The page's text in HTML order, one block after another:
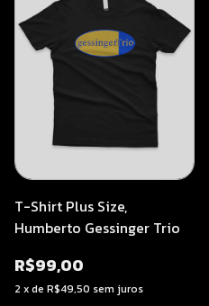
T-Shirt Plus Size,
Humberto Gessinger Trio
R$99,00
2 xde R$49,50 sem juros